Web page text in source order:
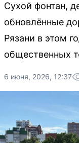
Сухой фонтан,
обновлённые
Рязани в этом
общественных
6 июня, 2026, 12:37